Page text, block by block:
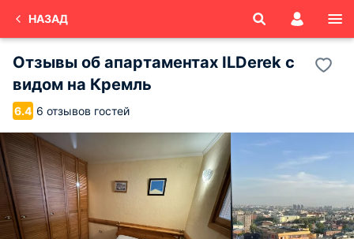
НАЗАД
Отзывы об апартаментах ILDerek с
видом на Кремль
6.4 6 отзывов гостей